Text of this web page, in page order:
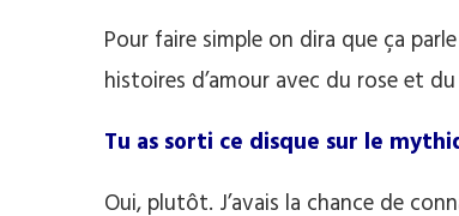
Pour faire simple on dira que ça
histoires d’amour avec du rose et
Tu as sorti ce disque sur le
Oui, plutôt. J’avais la chance de